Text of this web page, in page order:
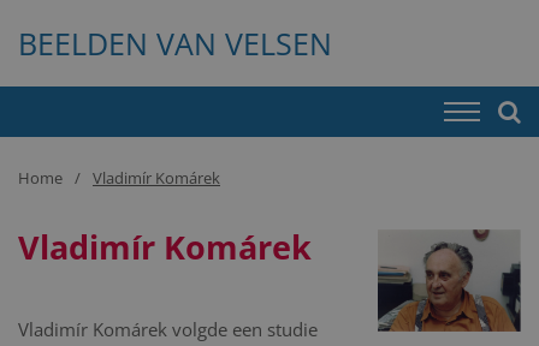
BEELDEN VAN VELSEN
Home Vladimír Komárek
Vladimír Komárek
Vladimír Komárek volgde een studie